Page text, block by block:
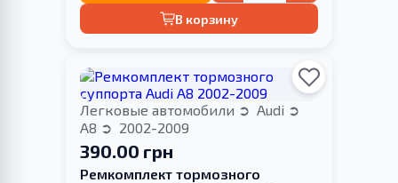
В корзину
Легковые автомобили
Audi
A8
2002-2009
390.00 грн
Ремкомплект тормозного